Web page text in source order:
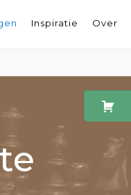
Inspiratie Over